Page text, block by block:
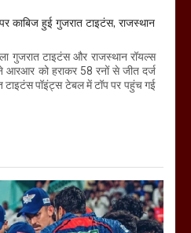
काबिज हुई गुजरात टाइटंस, राजस्थान
गुजरात टाइटंस और राजस्थान रॉयल्स
आरआर को हराकर 58 रनों से जीत दर्ज
टाइटंस पॉइंट्स टेबल में टॉप पर पहुंच गई